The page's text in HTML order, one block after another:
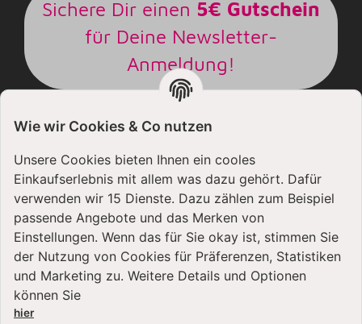
Sichere Dir einen 5€ Gutschein
für Deine Newsletter-
Anmeldung!
Bitte senden Sie mir entsprechend Ihrer
widerruflich Informationen zu Ihrem
Produktsortiment per E-Mail zu.
E-
Mail-
Adresse
NEWSLETTER ABONNIEREN
Wie wir Cookies & Co nutzen
Unsere Cookies bieten Ihnen ein cooles
Einkaufserlebnis mit allem was dazu gehört. Dafür
verwenden wir 15 Dienste. Dazu zählen zum Beispiel
passende Angebote und das Merken von
Einstellungen. Wenn das für Sie okay ist, stimmen Sie
der Nutzung von Cookies für Präferenzen, Statistiken
und Marketing zu. Weitere Details und Optionen
können Sie
hier